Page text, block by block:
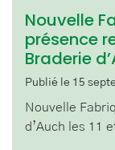
Nouvelle
présence
Braderie
Publié le 15
Nouvelle
d’Auch les 11